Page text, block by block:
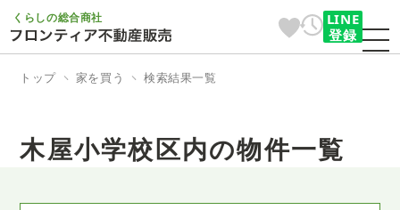
くらしの総合商社
LINE
登録
トップ 家を買う 検索結果一覧
木屋小学校区内の物件一覧